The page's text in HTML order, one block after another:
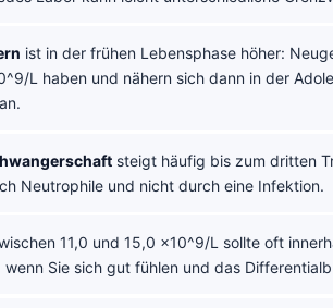
ist in der frühen Lebensphase höher:
L haben und nähern sich dann in der
steigt häufig bis zum dritten
Neutrophile und nicht durch eine Infektion.
11,0 und 15,0 ×10^9/L sollte oft
Sie sich gut fühlen und das